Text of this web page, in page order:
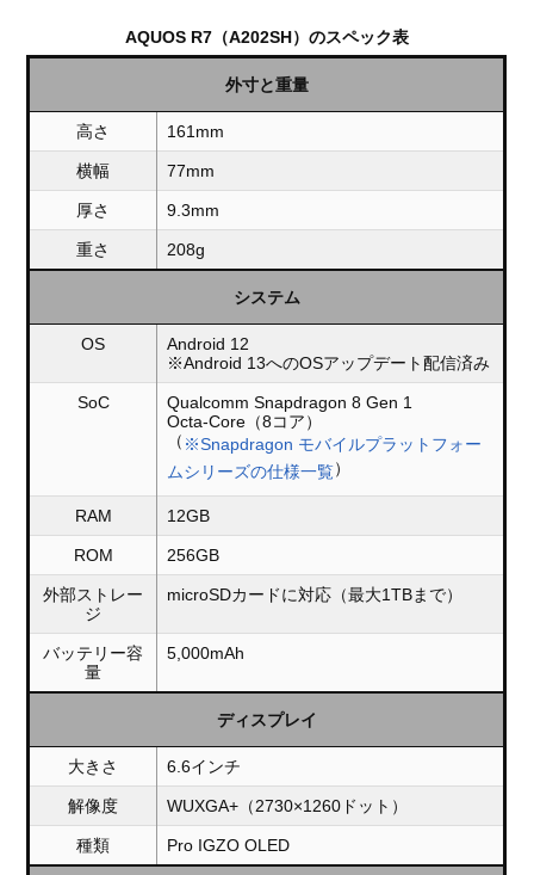
AQUOS R7（A202SH）のスペック表
外寸と重量
高さ 161mm
横幅 77mm
厚さ 9.3mm
重さ 208g
システム
OS
Android 12
※Android 13へのOSアップデート配信済み
SoC
Qualcomm Snapdragon 8 Gen 1
Octa-Core（8コア）
（ ※Snapdragon モバイルプラットフォー
ムシリーズの仕様一覧）
RAM 12GB
ROM 256GB
外部ストレー
ジ
microSDカードに対応（最大1TBまで）
バッテリー容
量
5,000mAh
ディスプレイ
大きさ 6.6インチ
解像度 WUXGA+（2730×1260ドット）
種類 Pro IGZO OLED